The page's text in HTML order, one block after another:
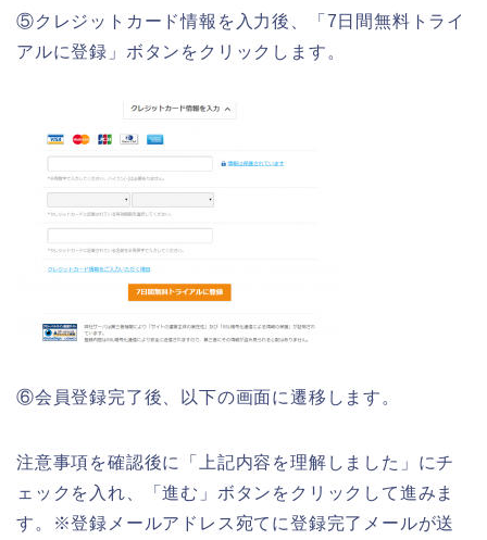
⑤クレジットカード情報を入力後、「7日間無料トライ
アルに登録」ボタンをクリックします。
⑥会員登録完了後、以下の画面に遷移します。
注意事項を確認後に「上記内容を理解しました」にチ
ェックを入れ、「進む」ボタンをクリックして進みま
す。※登録メールアドレス宛てに登録完了メールが送